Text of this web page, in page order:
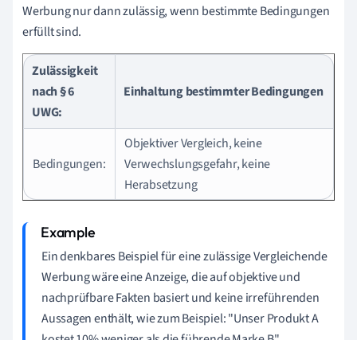
Werbung nur dann zulässig, wenn bestimmte Bedingungen
erfüllt sind.
Zulässigkeit
nach § 6
UWG:
Einhaltung bestimmter Bedingungen
Bedingungen:
Objektiver Vergleich, keine
Verwechslungsgefahr, keine
Herabsetzung
Ein denkbares Beispiel für eine zulässige Vergleichende
Werbung wäre eine Anzeige, die auf objektive und
nachprüfbare Fakten basiert und keine irreführenden
Aussagen enthält, wie zum Beispiel: "Unser Produkt A